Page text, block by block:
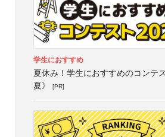
学生におすすめ
夏休み！学生におすすめのコンテ
夏》
[PR]